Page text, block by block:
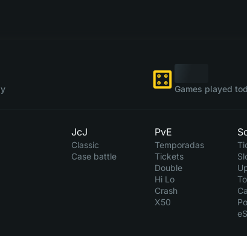
Games played
JcJ
Classic
Case battle
PvE
Temporadas
Tickets
Double
Hi Lo
Crash
X50